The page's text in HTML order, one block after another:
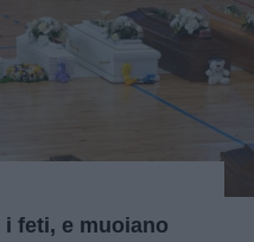
feti, e muoiano